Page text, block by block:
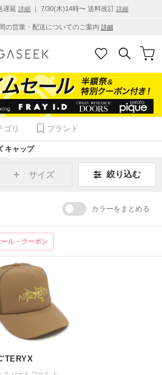
遅延 詳細 ｜ 7/30(木)14時〜 送料改訂 詳細
の営業・配送についてのご案内 詳細
ゴリ ブランド
キャップ
サイズ 絞り込む
カラーをまとめる
ール・クーポン